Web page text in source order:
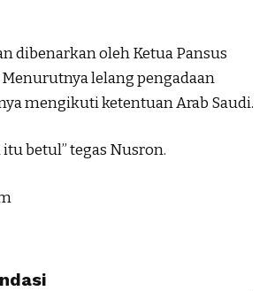
dibenarkan oleh Ketua Pansus
lelang pengadaan
mengikuti ketentuan Arab Saudi.
itu betul” tegas Nusron.